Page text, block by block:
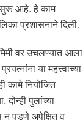
सुरू आहे. हे काम
प्रशासनाने दिली.
वर उचलण्यात आला
या महत्त्वाच्या
कामे नियोजित
पुलांच्या
न पडणे अपेक्षित व